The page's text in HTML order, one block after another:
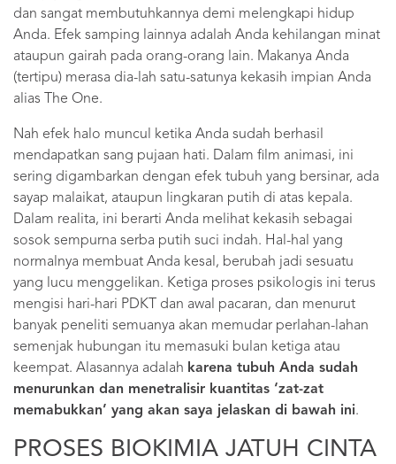
dan sangat membutuhkannya demi melengkapi hidup
Anda. Efek samping lainnya adalah Anda kehilangan minat
ataupun gairah pada orang-orang lain. Makanya Anda
(tertipu) merasa dia-lah satu-satunya kekasih impian Anda
alias The One.
Nah efek halo muncul ketika Anda sudah berhasil
mendapatkan sang pujaan hati. Dalam film animasi, ini
sering digambarkan dengan efek tubuh yang bersinar, ada
sayap malaikat, ataupun lingkaran putih di atas kepala.
Dalam realita, ini berarti Anda melihat kekasih sebagai
sosok sempurna serba putih suci indah. Hal-hal yang
normalnya membuat Anda kesal, berubah jadi sesuatu
yang lucu menggelikan. Ketiga proses psikologis ini terus
mengisi hari-hari PDKT dan awal pacaran, dan menurut
banyak peneliti semuanya akan memudar perlahan-lahan
semenjak hubungan itu memasuki bulan ketiga atau
keempat. Alasannya adalah karena tubuh Anda sudah
menurunkan dan menetralisir kuantitas ‘zat-zat
memabukkan’ yang akan saya jelaskan di bawah ini.
PROSES BIOKIMIA JATUH CINTA